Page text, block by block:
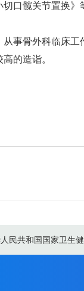
切口髋关节置换
骨外科临床工作
高的造诣。
民共和国国家卫生